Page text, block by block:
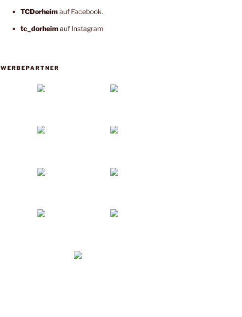
TCDorheimauf Facebook.
tc_dorheimauf Instagram
WERBEPARTNER